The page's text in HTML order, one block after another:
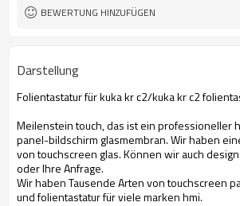
BEWERTUNG HINZUFÜGEN
Darstellung
Folientastatur für kuka kr c2/kuka kr c2
Meilenstein touch, das ist ein professioneller
panel-bildschirm glasmembran. Wir haben
von touchscreen glas. Können wir auch
oder Ihre Anfrage.
Wir haben Tausende Arten von touchscreen
und folientastatur für viele marken hmi.